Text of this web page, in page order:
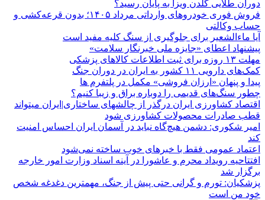
دوران طلایی گلدن ویزا به پایان رسید؟
فروش فوری خودروهای وارداتی مرداد ۱۴۰۵؛ بدون قرعه‌کشی و
حساب وکالتی
آیا ماءالشعیر برای جلوگیری از سنگ کلیه مفید است
پیشنهاد اعطای «جایزه ملی خبرنگار سلامت»
مهلت ۱۳ روزه برای ثبت اطلاعات کالاهای پزشکی
کمک‌های دارویی ۱۱ کشور به ایران در دوران جنگ
پیدا و پنهان «ارزان فروشی» مکمل در پلتفرم ها
چطور سنگ‌های قدیمی را دوباره براق و زیبا کنیم؟
اقتصاد کشاورزی ایران درگذر از چالشهای ساختاری|ایران میتواند
قطب صادرات محصولات کشاورزی شود
امیر شکوری: دشمن هیچ‌گاه نباید در آسمان ایران احساس امنیت
کند
اعتماد عمومی فقط با خبرهای خوب ساخته نمی‌شود
افتتاحیه رویداد محرم و عاشورا در آینه اسناد وزارت امور خارجه
برگزار شد
پزشکیان: تورم و گرانی حتی پیش از جنگ، مهمترین دغدغه شخص
خود من است